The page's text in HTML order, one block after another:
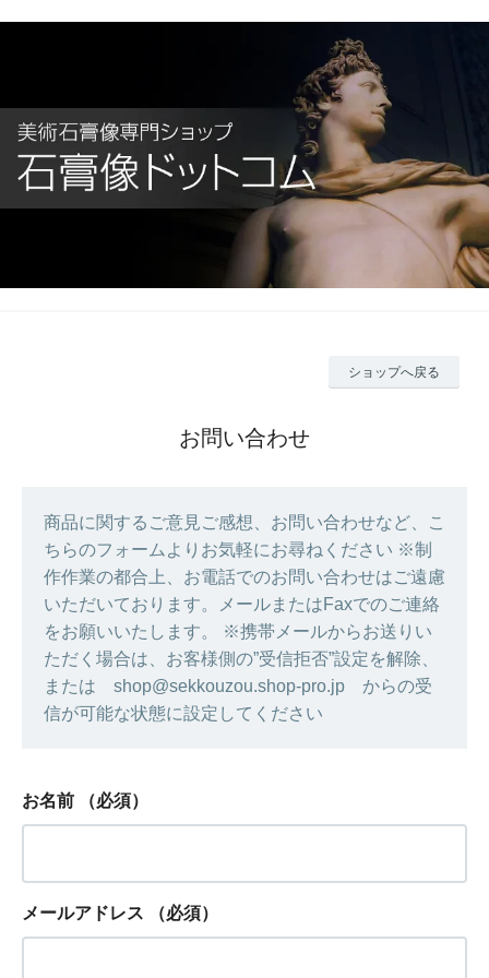
ショップへ戻る
お問い合わせ
商品に関するご意見ご感想、お問い合わせなど、こ
ちらのフォームよりお気軽にお尋ねください ※制
作作業の都合上、お電話でのお問い合わせはご遠慮
いただいております。メールまたはFaxでのご連絡
をお願いいたします。 ※携帯メールからお送りい
ただく場合は、お客様側の”受信拒否”設定を解除、
または shop@sekkouzou.shop-pro.jp からの受
信が可能な状態に設定してください
お名前 （必須）
メールアドレス （必須）